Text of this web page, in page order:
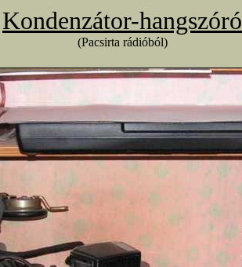
Kondenzátor-hangszóró
(Pacsirta rádióból)